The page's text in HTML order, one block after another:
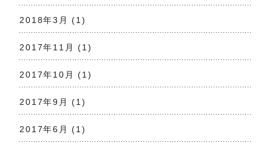
2018年3月 (1)
2017年11月 (1)
2017年10月 (1)
2017年9月 (1)
2017年6月 (1)